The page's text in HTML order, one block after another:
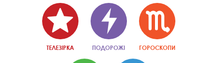
ТЕЛЕЗІРКА ПОДОРОЖІ ГОРОСКОПИ